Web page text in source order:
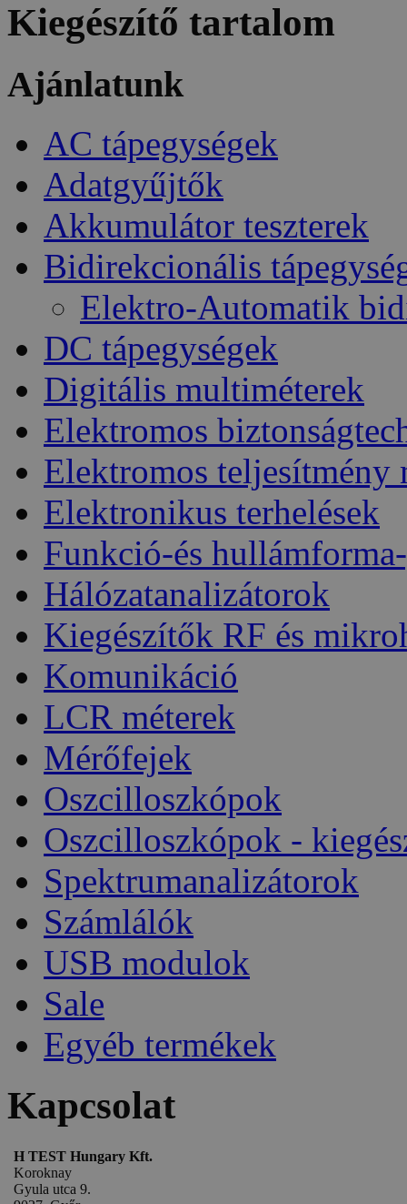
Kiegészítő tartalom
Ajánlatunk
AC tápegységek
Adatgyűjtők
Akkumulátor teszterek
Bidirekcionális
Elektro-Automatik
DC tápegységek
Digitális multiméterek
Elektromos
Elektromos teljesítmény
Elektronikus terhelések
Funkció-és
Hálózatanalizátorok
Kiegészítők RF és
Komunikáció
LCR méterek
Mérőfejek
Oszcilloszkópok
Oszcilloszkópok -
Spektrumanalizátorok
Számlálók
USB modulok
Sale
Egyéb termékek
Kapcsolat
H TEST Hungary Kft.
Koroknay
Gyula utca 9.